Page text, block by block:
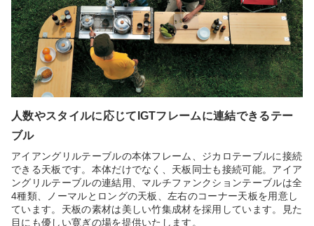
人数やスタイルに応じてIGTフレームに連結できるテー
ブル
アイアングリルテーブルの本体フレーム、ジカロテーブルに接続
できる天板です。本体だけでなく、天板同士も接続可能。アイア
ングリルテーブルの連結用、マルチファンクションテーブルは全
4種類、ノーマルとロングの天板、左右のコーナー天板を用意し
ています。天板の素材は美しい竹集成材を採用しています。見た
目にも優しい寛ぎの場を提供いたします。